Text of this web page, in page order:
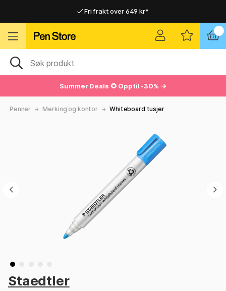
Fri frakt over 649 kr*
Raskt til dør eller utleveringssted
Raskt til dør eller utleveringssted
Summer Deals 🌻 Opptil -30% →
Penner Merking og kontor Whiteboard tusjer
Staedtler